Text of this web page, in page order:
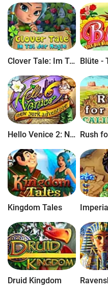
Clover Tale: Im Tal der Magie
Hello Venice 2: New York Adventure
Kingdom Tales
Druid Kingdom